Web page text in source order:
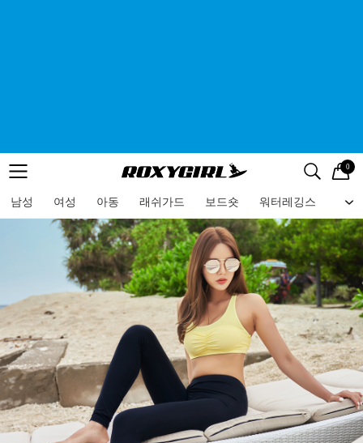
메뉴 검색
로고 0
남성 여성 아동 래쉬가드 보드숏 워터레깅스 비
메뉴